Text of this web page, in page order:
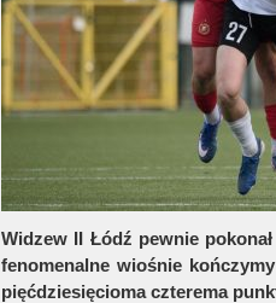
Widzew II Łódź pewnie
fenomenalne wiośnie
pięćdziesięcioma czterema